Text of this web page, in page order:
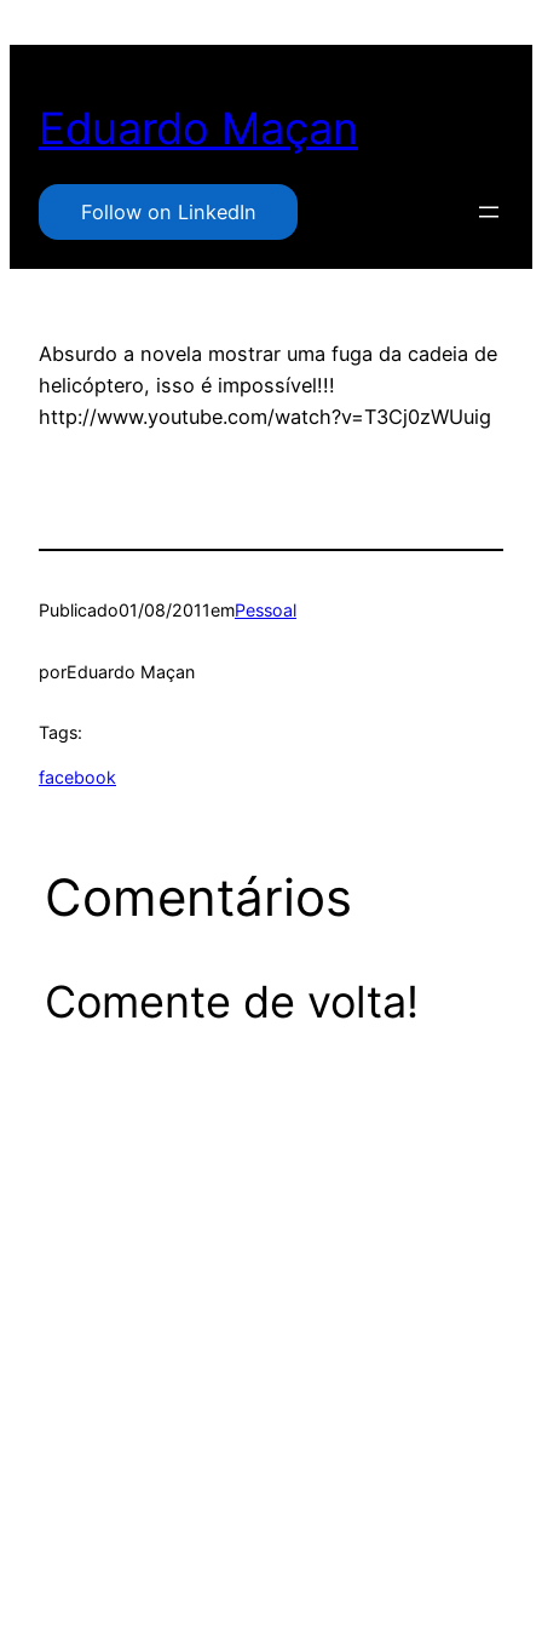
conteúdo
Eduardo Maçan
Follow on LinkedIn
Absurdo a novela mostrar uma fuga da cadeia de
helicóptero, isso é impossível!!!
http://www.youtube.com/watch?v=T3Cj0zWUuig
Publicado01/08/2011emPessoal
porEduardo Maçan
Tags:
facebook
Comentários
Comente de volta!